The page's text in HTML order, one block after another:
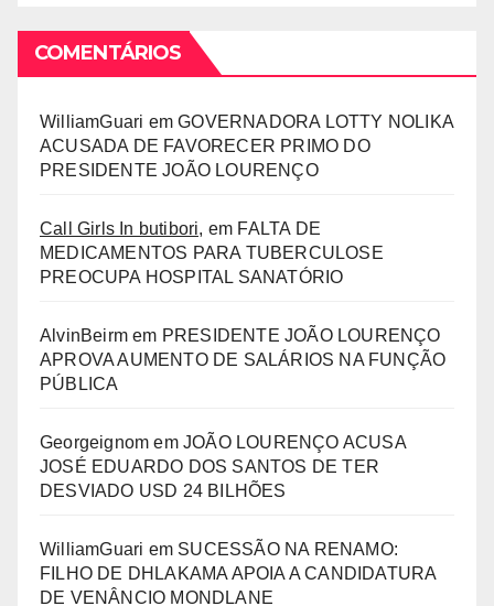
COMENTÁRIOS
WilliamGuari emGOVERNADORA LOTTY NOLIKA
ACUSADA DE FAVORECER PRIMO DO
PRESIDENTE JOÃO LOURENÇO
Call Girls In butibori, em FALTA DE
MEDICAMENTOS PARA TUBERCULOSE
PREOCUPA HOSPITAL SANATÓRIO
AlvinBeirm em PRESIDENTE JOÃO LOURENÇO
APROVA AUMENTO DE SALÁRIOS NA FUNÇÃO
PÚBLICA
Georgeignom emJOÃO LOURENÇO ACUSA
JOSÉ EDUARDO DOS SANTOS DE TER
DESVIADO USD 24 BILHÕES
WilliamGuari em SUCESSÃO NA RENAMO:
FILHO DE DHLAKAMA APOIA A CANDIDATURA
DE VENÂNCIO MONDLANE